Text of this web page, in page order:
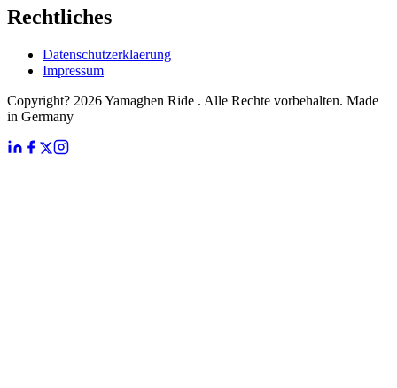
Rechtliches
Datenschutzerklaerung
Impressum
Copyright? 2026 Yamaghen Ride . Alle Rechte vorbehalten. Made
in Germany